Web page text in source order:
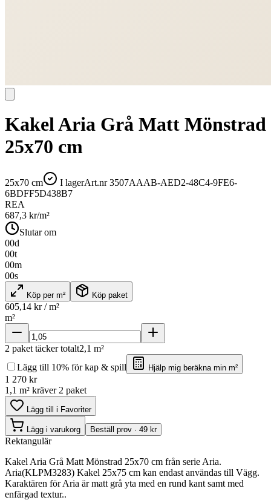
Kakel Aria Grå Matt Mönstrad
25x70 cm
25x70 cm I lagerArt.nr3507AAAB-AED2-48C4-9FE6-
6BDFF5D438B7
REA
687,3 kr/m²
Slutar om
00d
00t
00m
00s
Köp per m² Köp paket
605,14 kr / m²
m²
2 paket täcker totalt2,1 m²
Lägg till 10% för kap & spill
Hjälp mig beräkna min m²
1 270 kr
1,1 m² kräver 2 paket
Lägg till i Favoriter
Lägg i varukorg Beställ prov · 49 kr
Rektangulär
Kakel Aria Grå Matt Mönstrad 25x70 cm från serie Aria.
Aria(KLPM3283) Kakel 25x75 cm kan endast användas till Vägg.
Karaktären för Aria är matt grå yta med en rund kant samt med
enfärgad textur..